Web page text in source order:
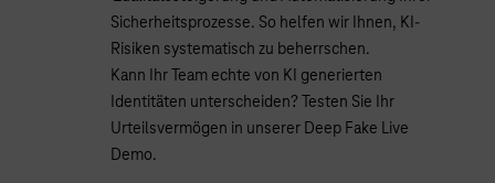
Sicherheitsprozesse. So helfen wir Ihnen, KI-
Risiken systematisch zu beherrschen.
Kann Ihr Team echte von KI generierten
Identitäten unterscheiden? Testen Sie Ihr
Urteilsvermögen in unserer Deep Fake Live
Demo.